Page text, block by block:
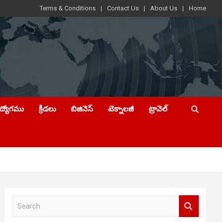
Terms & Conditions Contact Us About Us Home
క్రీడలు బిజినెస్ టెక్నాలజీ ట్రావెల్